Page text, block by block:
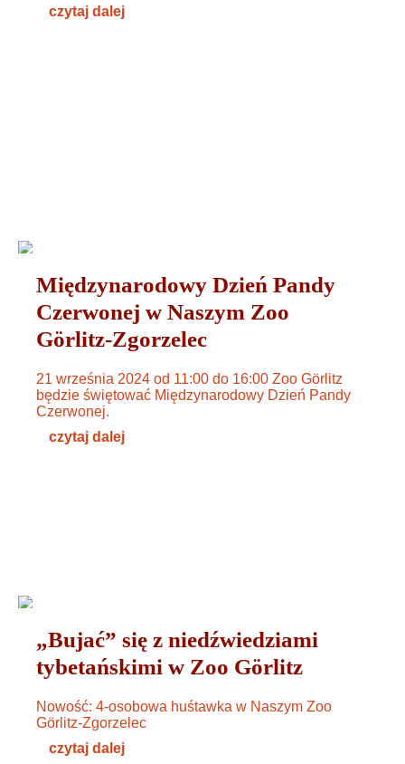
czytaj dalej
Międzynarodowy Dzień Pandy
Czerwonej w Naszym Zoo
Görlitz-Zgorzelec
21 września 2024 od 11:00 do 16:00 Zoo Görlitz
będzie świętować Międzynarodowy Dzień Pandy
Czerwonej.
czytaj dalej
„Bujać” się z niedźwiedziami
tybetańskimi w Zoo Görlitz
Nowość: 4-osobowa huśtawka w Naszym Zoo
Görlitz-Zgorzelec
czytaj dalej